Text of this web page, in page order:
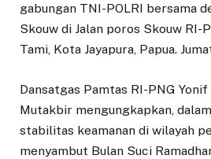
gabungan TNI-POLRI bersama
Skouw di Jalan poros Skouw RI-
Tami, Kota Jayapura, Papua.
Dansatgas Pamtas RI-PNG
Mutakbir mengungkapkan,
stabilitas keamanan di wilayah
menyambut Bulan Suci